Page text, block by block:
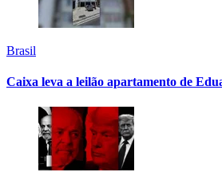
Brasil
Caixa leva a leilão apartamento de